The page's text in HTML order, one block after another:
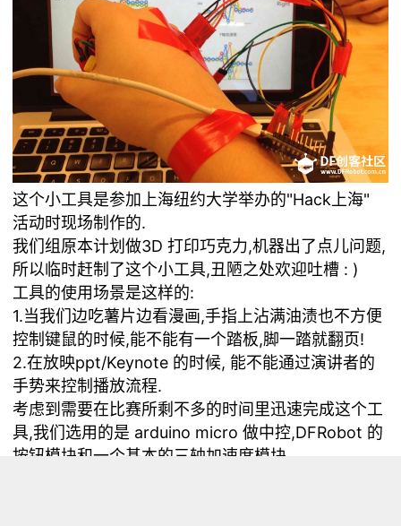
这个小工具是参加上海纽约大学举办的"Hack上海"
活动时现场制作的.
我们组原本计划做3D 打印巧克力,机器出了点儿问题,
所以临时赶制了这个小工具,丑陋之处欢迎吐槽 : )
工具的使用场景是这样的:
1.当我们边吃薯片边看漫画,手指上沾满油渍也不方便
控制键鼠的时候,能不能有一个踏板,脚一踏就翻页!
2.在放映ppt/Keynote 的时候, 能不能通过演讲者的
手势来控制播放流程.
考虑到需要在比赛所剩不多的时间里迅速完成这个工
具,我们选用的是 arduino micro 做中控,DFRobot 的
按钮模块和一个基本的三轴加速度模块.